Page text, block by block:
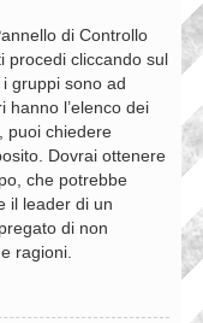
di Controllo
procedi cliccando sul
gruppi sono ad
hanno l’elenco dei
puoi chiedere
Dovrai ottenere
che potrebbe
il leader di un
di non
ragioni.